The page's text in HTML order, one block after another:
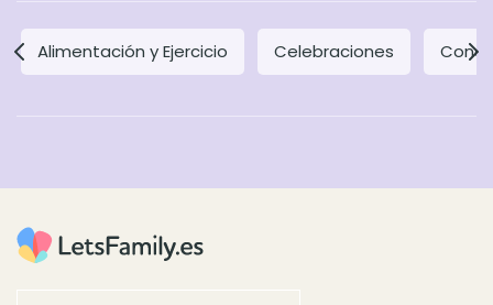
Alimentación y Ejercicio Celebraciones